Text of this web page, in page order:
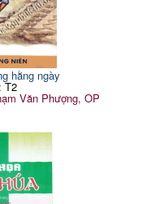
hằng ngày
T2
Văn Phượng, OP